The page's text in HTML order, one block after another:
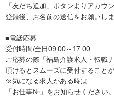
「友だち追加」ボタンよりアカウ
登録後、お名前の送信をお願いしま
■電話応募
受付時間/全日09:00～17:00
ご応募の際「福島介護求人・転職
頂けるとスムーズに受付することが
※気になる求人がある時は
「お仕事№」をお知らせください。